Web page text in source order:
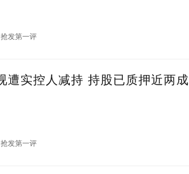
抢发第一评
遭实控人减持 持股已质押近两成
抢发第一评